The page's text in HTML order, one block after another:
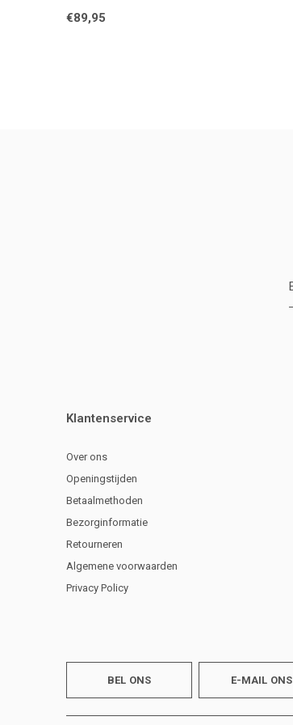
€89,95
Klantenservice
Over ons
Openingstijden
Betaalmethoden
Bezorginformatie
Retourneren
Algemene voorwaarden
Privacy Policy
BEL ONS E-MAIL ONS